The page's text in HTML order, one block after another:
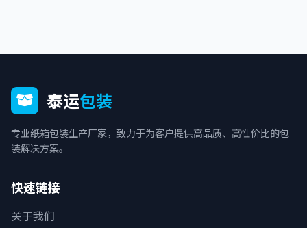
泰运包装
专业纸箱包装生产厂家，致力于为客户提供高品质、高性价比的包
装解决方案。
快速链接
关于我们